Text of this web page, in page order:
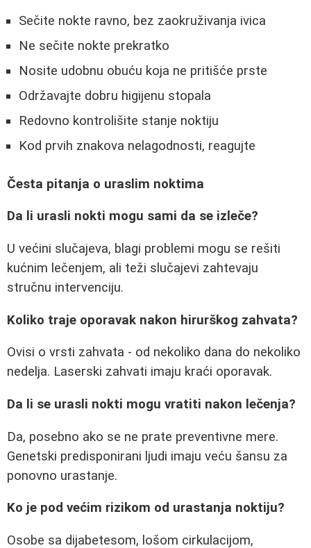
Sečite nokte ravno, bez zaokruživanja ivica
Ne sečite nokte prekratko
Nosite udobnu obuću koja ne pritišće prste
Održavajte dobru higijenu stopala
Redovno kontrolišite stanje noktiju
Kod prvih znakova nelagodnosti, reagujte
Česta pitanja o uraslim noktima
Da li urasli nokti mogu sami da se izleče?
U većini slučajeva, blagi problemi mogu se rešiti
kućnim lečenjem, ali teži slučajevi zahtevaju
stručnu intervenciju.
Koliko traje oporavak nakon hirurškog zahvata?
Ovisi o vrsti zahvata - od nekoliko dana do nekoliko
nedelja. Laserski zahvati imaju kraći oporavak.
Da li se urasli nokti mogu vratiti nakon lečenja?
Da, posebno ako se ne prate preventivne mere.
Genetski predisponirani ljudi imaju veću šansu za
ponovno urastanje.
Ko je pod većim rizikom od urastanja noktiju?
Osobe sa dijabetesom, lošom cirkulacijom,